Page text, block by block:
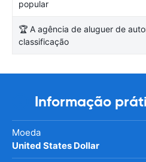
popular
🏆 A agência de aluguer de
classificação
Informação
Moeda
United States Dollar